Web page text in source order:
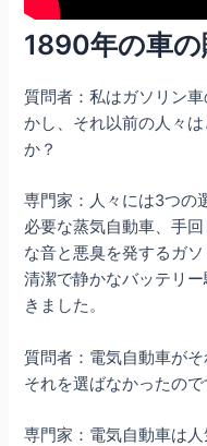
1890年の車
質問者：私はガソリン
かし、それ以前の人々
か？
専門家：人々には3つの
必要な蒸気自動車、手
な音と悪臭を発するガ
清潔で静かなバッテリ
きました。
質問者：電気自動車が
それを選ばなかったので
専門家：電気自動車は